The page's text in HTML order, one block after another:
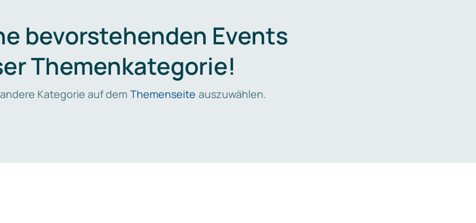
bevorstehenden Events
Themenkategorie!
Kategorie auf dem Themenseite auszuwählen.